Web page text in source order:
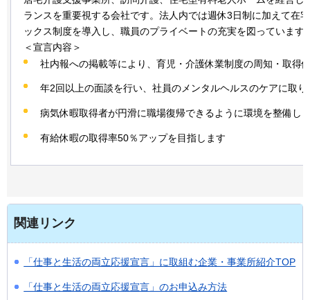
ランスを重要視する会社です。法人内では週休3日制に加えて在
ックス制度を導入し、職員のプライベートの充実を図っています
＜宣言内容＞
社内報への掲載等により、育児・介護休業制度の周知・取得
年2回以上の面談を行い、社員のメンタルヘルスのケアに取り
病気休暇取得者が円滑に職場復帰できるように環境を整備し
有給休暇の取得率50％アップを目指します
関連リンク
「仕事と生活の両立応援宣言」に取組む企業・事業所紹介TOP
「仕事と生活の両立応援宣言」のお申込み方法